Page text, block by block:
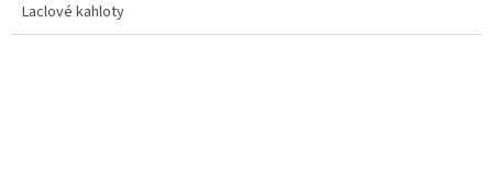
Laclové kahloty